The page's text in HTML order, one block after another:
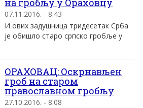
на гробљу у Ораховцу
07.11.2016. - 8:43
И ових задушница тридесетак Срба
је обишло старо српско гробље у
ОРАХОВАЦ: Оскрнављен
гроб на старом
православном гробљу
27.10.2016. - 8:08